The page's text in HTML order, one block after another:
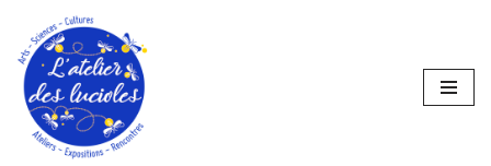
Aller
au
contenu